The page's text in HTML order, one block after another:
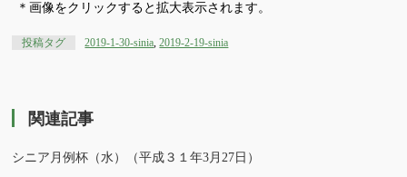
＊画像をクリックすると拡大表示されます。
投稿タグ 2019-1-30-sinia,2019-2-19-sinia
関連記事
シニア月例杯（水）（平成３１年3月27日）